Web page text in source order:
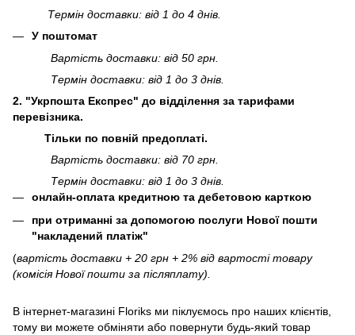
Термін доставки: від 1 до 4 днів.
У поштомат
Вартість доставки: від 50 грн.
Термін доставки: від 1 до 3 днів.
2. "Укрпошта Експрес" до відділення за тарифами
перевізника.
Тільки по повній предоплаті.
Вартість доставки: від 70 грн.
Термін доставки: від 1 до 3 днів.
онлайн-оплата кредитною та дебетовою карткою
при отриманні за допомогою послуги Нової пошти
"накладений платіж"
(вартість доставки + 20 грн + 2% від вартості товару
(комісія Нової пошти за післяплату).
В інтернет-магазині Floriks ми піклуємось про наших клієнтів,
тому ви можете обміняти або повернути будь-який товар